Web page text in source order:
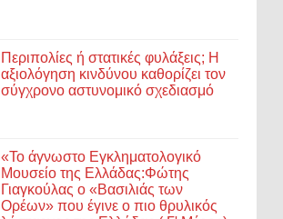
Περιπολίες ή στατικές φυλάξεις; Η
αξιολόγηση κινδύνου καθορίζει τον
σύγχρονο αστυνομικό σχεδιασμό
«Το άγνωστο Εγκληματολογικό
Μουσείο της Ελλάδας:Φώτης
Γιαγκούλας ο «Βασιλιάς των
Ορέων» που έγινε ο πιο θρυλικός